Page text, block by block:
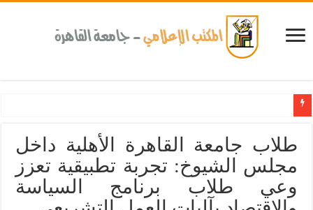
طلاب جامعة القاهرة الأهلية داخل
مجلس الشيوخ: تجربة تطبيقية تعزز
وعي طلاب برنامج السياسة